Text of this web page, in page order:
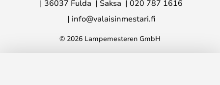
36037 Fulda
Saksa
020 787 1616
info@valaisinmestari.fi
© 2026 Lampemesteren GmbH